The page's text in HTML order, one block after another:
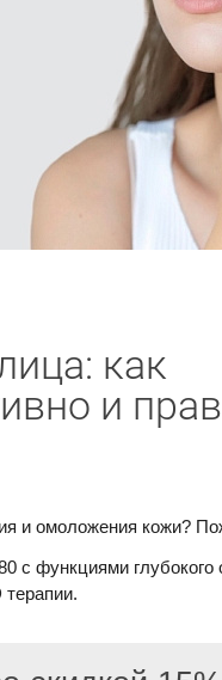
как
и
и омоложения кожи?
с функциями глубокого